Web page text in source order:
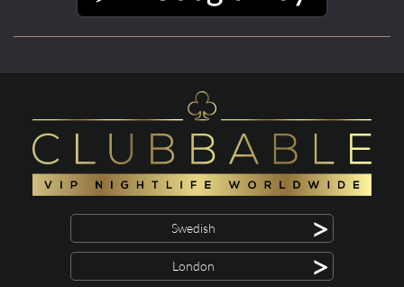
Swedish >
London >